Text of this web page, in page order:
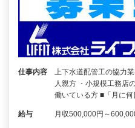
仕事内容
上下水道配管工の協力
人親方 ・小規模工務店
働いている方 ■「月に
給与 月収500,000円～